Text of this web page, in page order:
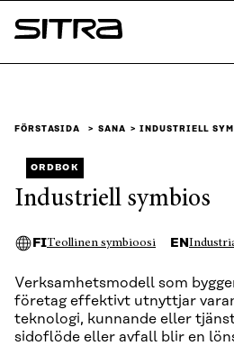
Skip to
content
Sitra
FÖRSTASIDA SANA INDUSTRIELL
ORDBOK
Industriell symbios
FITeollinen symbioosi EN
Verksamhetsmodell som
företag effektivt utnyttjar
teknologi, kunnande eller
sidoflöde eller avfall blir en